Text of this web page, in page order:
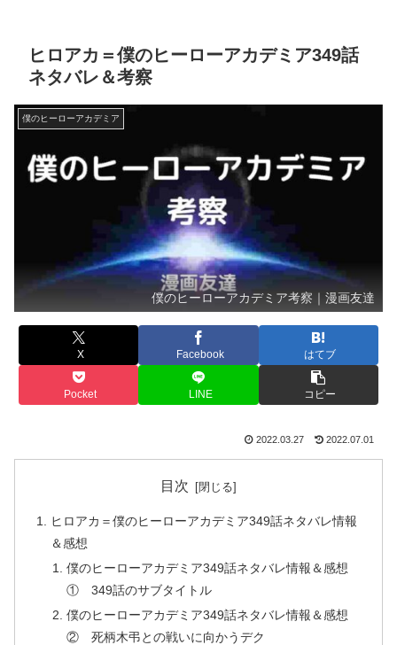
ヒロアカ＝僕のヒーローアカデミア349話
ネタバレ＆考察
僕のヒーローアカデミア
僕のヒーローアカデミア考察｜漫画友達
X Facebook はてブ
Pocket LINE コピー
2022.03.27 2022.07.01
目次
ヒロアカ＝僕のヒーローアカデミア349話ネタバレ情報
＆感想
僕のヒーローアカデミア349話ネタバレ情報＆感想
① 349話のサブタイトル
僕のヒーローアカデミア349話ネタバレ情報＆感想
② 死柄木弔との戦いに向かうデク